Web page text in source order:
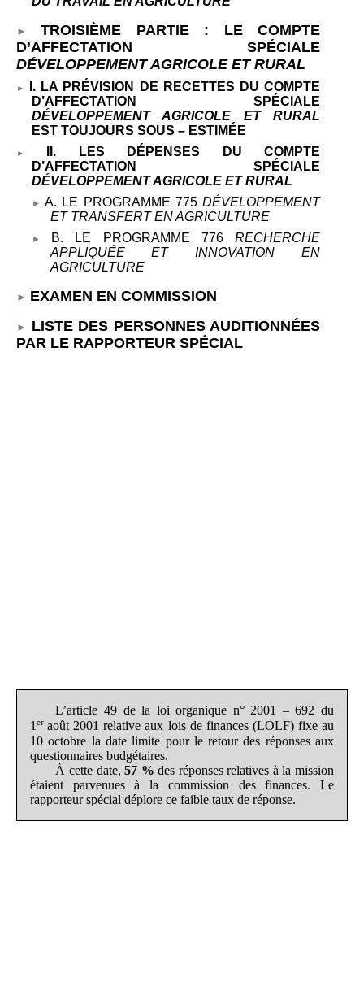
TROISIÈME PARTIE
: LE COMPTE
D’AFFECTATION SPÉCIALE
DÉVELOPPEMENT AGRICOLE ET RURAL
I. LA PRÉVISION DE RECETTES DU COMPTE
D’AFFECTATION SPÉCIALE
DÉVELOPPEMENT AGRICOLE ET RURAL
EST TOUJOURS SOUS – ESTIMÉE
II. LES DÉPENSES DU COMPTE
D’AFFECTATION SPÉCIALE
DÉVELOPPEMENT AGRICOLE ET RURAL
A. LE PROGRAMME 775DÉVELOPPEMENT
ET TRANSFERT EN AGRICULTURE
B. LE PROGRAMME
776RECHERCHE
APPLIQUÉE ET INNOVATION EN
AGRICULTURE
EXAMEN EN COMMISSION
LISTE DES PERSONNES AUDITIONNÉES
PAR LE RAPPORTEUR SPÉCIAL
L’article 49 de la loi organique n° 2001 – 692 du
1er août 2001 relative aux lois de finances (LOLF) fixe au
10 octobre la date limite pour le retour des réponses aux
questionnaires budgétaires.
À cette date,57 % des réponses relatives à la mission
étaient parvenues à la commission des finances. Le
rapporteur spécial déplore ce faible taux de réponse.